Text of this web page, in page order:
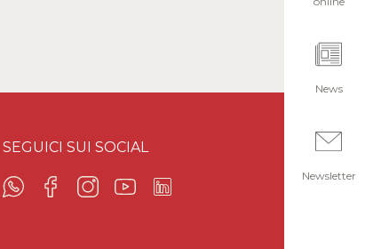
News
Newsletter
SEGUICI SUI SOCIAL